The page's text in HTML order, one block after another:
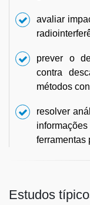
avaliar
prever o
contra
métodos
resolver
ferramentas
Estudos